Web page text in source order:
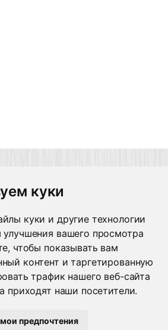
куки
куки и другие технологии
улучшения вашего просмотра
чтобы показывать вам
контент и таргетированную
трафик нашего веб-сайта
приходят наши посетители.
предпочтения